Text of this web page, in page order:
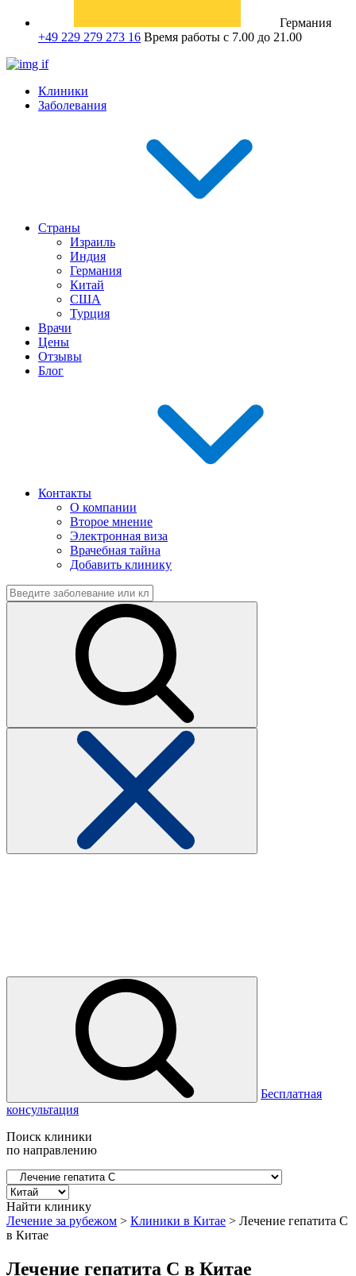
Германия
+49 229 279 273 16 Время работы с 7.00 до 21.00
Клиники
Заболевания
Страны
Израиль
Индия
Германия
Китай
США
Турция
Врачи
Цены
Отзывы
Блог
Контакты
О компании
Второе мнение
Электронная виза
Врачебная тайна
Добавить клинику
Бесплатная
консультация
Поиск клиники
по направлению
Найти клинику
Лечение за рубежом > Клиники в Китае > Лечение гепатита С
в Китае
Лечение гепатита С в Китае